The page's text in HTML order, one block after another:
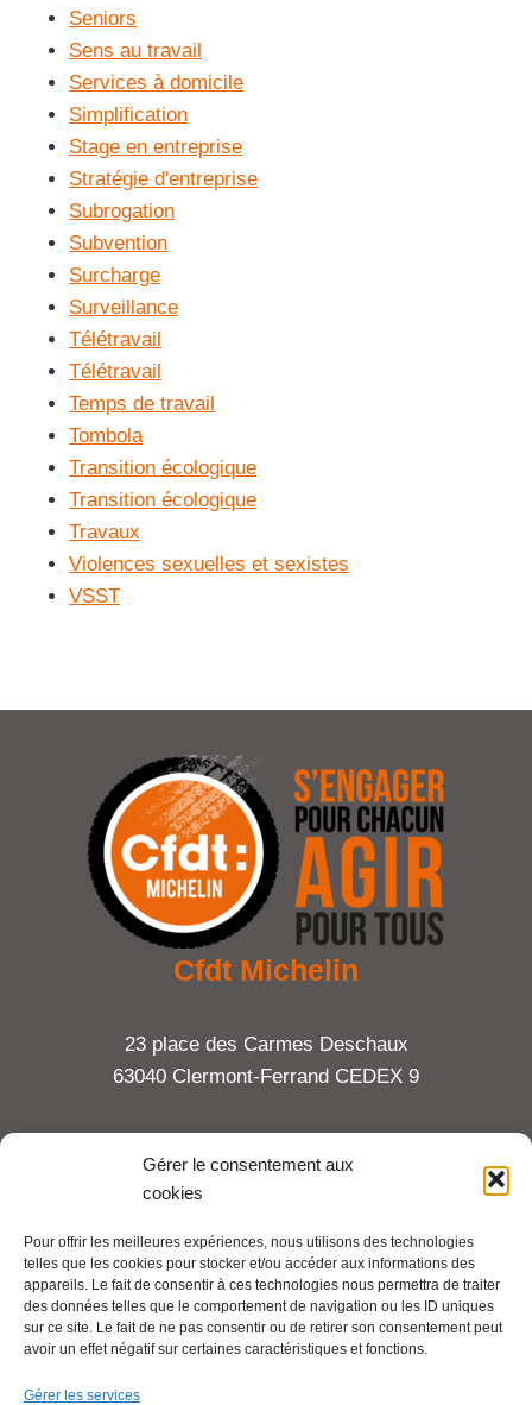
Gérer le consentement aux
cookies
Pour offrir les meilleures expériences, nous utilisons des technologies
telles que les cookies pour stocker et/ou accéder aux informations des
appareils. Le fait de consentir à ces technologies nous permettra de traiter
des données telles que le comportement de navigation ou les ID uniques
sur ce site. Le fait de ne pas consentir ou de retirer son consentement peut
avoir un effet négatif sur certaines caractéristiques et fonctions.
Gérer les services
Seniors
Sens au travail
Services à domicile
Simplification
Stage en entreprise
Stratégie d'entreprise
Subrogation
Subvention
Surcharge
Surveillance
Télétravail
Télétravail
Temps de travail
Tombola
Transition écologique
Transition écologique
Travaux
Violences sexuelles et sexistes
VSST
Cfdt Michelin
23 place des Carmes Deschaux
63040 Clermont-Ferrand CEDEX 9
Tel : 06 65 27 23 81
Mentions légales
Pour aller plus loin :